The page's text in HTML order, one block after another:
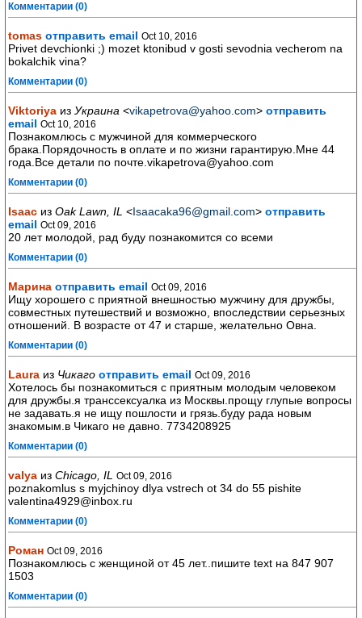
Комментарии (0)
tomas отправить email Oct 10, 2016
Privet devchionki ;) mozet ktonibud v gosti sevodnia vecherom na
bokalchik vina?
Комментарии (0)
Viktoriya из Украина <vikapetrova@yahoo.com> отправить
email Oct 10, 2016
Познакомлюсь с мужчиной для коммерческого
брака.Порядочность в оплате и по жизни гарантирую.Мне 44
года.Все детали по почте.vikapetrova@yahoo.com
Комментарии (0)
Isaac из Oak Lawn, IL <Isaacaka96@gmail.com> отправить
email Oct 09, 2016
20 лет молодой, рад буду познакомится со всеми
Комментарии (0)
Марина отправить email Oct 09, 2016
Ищу хорошего с приятной внешностью мужчину для дружбы,
совместных путешествий и возможно, впоследствии серьезных
отношений. В возрасте от 47 и старше, желательно Овна.
Комментарии (0)
Laura из Чикаго отправить email Oct 09, 2016
Хотелось бы познакомиться с приятным молодым человеком
для дружбы.я транссексуалка из Москвы.прощу глупые вопросы
не задавать.я не ищу пошлости и грязь.буду рада новым
знакомым.в Чикаго не давно. 7734208925
Комментарии (0)
valya из Chicago, IL Oct 09, 2016
poznakomlus s myjchinoy dlya vstrech ot 34 do 55 pishite
valentina4929@inbox.ru
Комментарии (0)
Роман Oct 09, 2016
Познакомлюсь с женщиной от 45 лет..пишите text на 847 907
1503
Комментарии (0)